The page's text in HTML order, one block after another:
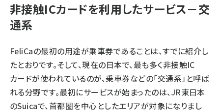
非接触ICカードを利用したサービス－交
通系
FeliCaの最初の用途が乗車券であることは、すでに紹介し
たとおりです。そして、現在の日本で、最も多く非接触IC
カードが使われているのが、乗車券などの「交通系」と呼ば
れる分野です。最初にサービスが始まったのは、JR東日本
のSuicaで、首都圏を中心としたエリアが対象になりまし